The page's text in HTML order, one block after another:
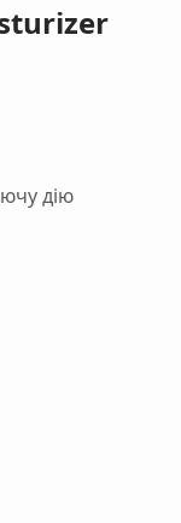
дію